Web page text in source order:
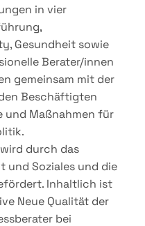
in vier
Gesundheit sowie
Berater/innen
gemeinsam mit der
Beschäftigten
und Maßnahmen für
durch das
und Soziales und die
Inhaltlich ist
Neue Qualität der
bei